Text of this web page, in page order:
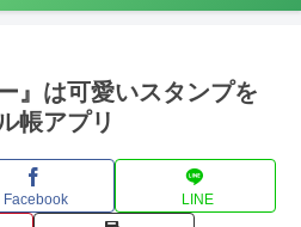
』は可愛いスタンプを
帳アプリ
Facebook LINE